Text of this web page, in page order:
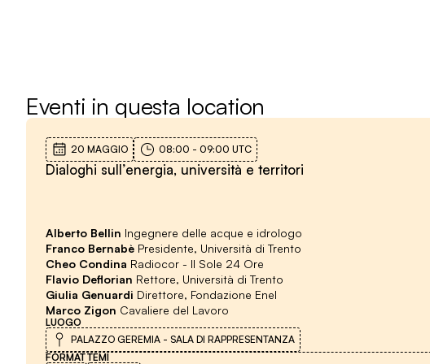
Eventi in questa location
20 MAGGIO 08:00 - 09:00 UTC
Dialoghi sull’energia, università e territori
Alberto Bellin Ingegnere delle acque e idrologo
Franco Bernabè Presidente, Università di Trento
Cheo Condina Radiocor - Il Sole 24 Ore
Flavio Deflorian Rettore, Università di Trento
Giulia Genuardi Direttore, Fondazione Enel
Marco Zigon Cavaliere del Lavoro
LUOGO
PALAZZO GEREMIA - SALA DI RAPPRESENTANZA
FORMATTEMI